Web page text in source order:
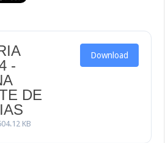
-
DE
KB
Download